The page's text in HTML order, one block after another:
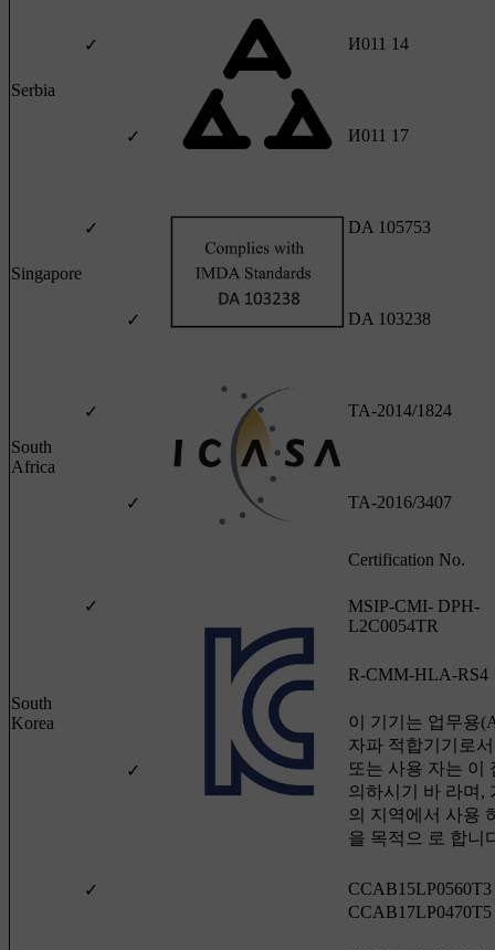
Serbia
✓ И011 14
✓ И011 17
Singapore
✓ DA 105753
✓ DA 103238
South
Africa
✓ TA-2014/1824
✓ TA-2016/3407
South
Korea
✓
Certification No.
MSIP-CMI- DPH-
L2C0054TR
✓
R-CMM-HLA-RS4
이 기기는 업무용
자파 적합기기로
또는 사용 자는 이
의하시기 바 라며,
의 지역에서 사용
을 목적으 로 합니
✓ CCAB15LP0560T3
CCAB17LP0470T5